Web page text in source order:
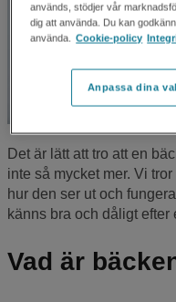
Det är lätt att tro att en
inte så mycket mer. Vi
hur den ser ut och
känns bra och dåligt efter
Vad är
används, stödjer vår
dig att använda. Du kan
använda. Cookie-policy
Anpassa dina val